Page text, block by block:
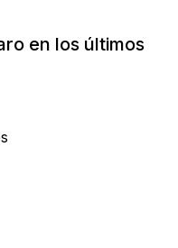
en los últimos